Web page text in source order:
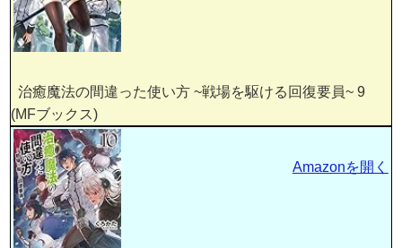
治癒魔法の間違った使い方 ~戦場を駆ける回復要員~ 9
(MFブックス)
Amazonを開く